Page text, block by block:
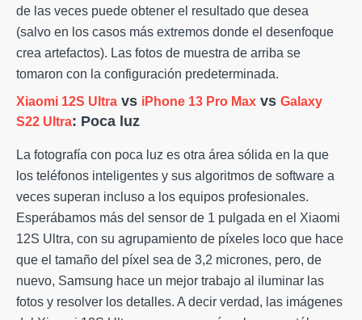
de las veces puede obtener el resultado que desea
(salvo en los casos más extremos donde el desenfoque
crea artefactos). Las fotos de muestra de arriba se
tomaron con la configuración predeterminada.
Xiaomi 12S Ultra vs iPhone 13 Pro Max vs Galaxy
S22 Ultra: Poca luz
La fotografía con poca luz es otra área sólida en la que
los teléfonos inteligentes y sus algoritmos de software a
veces superan incluso a los equipos profesionales.
Esperábamos más del sensor de 1 pulgada en el Xiaomi
12S Ultra, con su agrupamiento de píxeles loco que hace
que el tamaño del píxel sea de 3,2 micrones, pero, de
nuevo, Samsung hace un mejor trabajo al iluminar las
fotos y resolver los detalles. A decir verdad, las imágenes